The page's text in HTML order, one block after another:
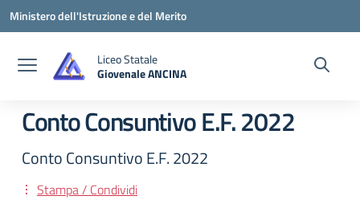
Vai ai contenuti
Vai al menu di navigazione
Vai al footer
Ministero dell'Istruzione e del Merito
Liceo Statale
Giovenale ANCINA
Conto Consuntivo E.F. 2022
Conto Consuntivo E.F. 2022
Stampa / Condividi